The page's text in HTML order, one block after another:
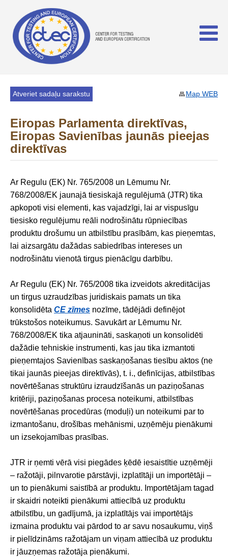
Map WEB
Atveriet sadaļu sarakstu
Eiropas Parlamenta direktīvas,
Eiropas Savienības jaunās pieejas
direktīvas
Ar Regulu (EK) Nr. 765/2008 un Lēmumu Nr.
768/2008/EK jaunajā tiesiskajā regulējumā (JTR) tika
apkopoti visi elementi, kas vajadzīgi, lai ar vispusīgu
tiesisko regulējumu reāli nodrošinātu rūpniecības
produktu drošumu un atbilstību prasībām, kas pieņemtas,
lai aizsargātu dažādas sabiedrības intereses un
nodrošinātu vienotā tirgus pienācīgu darbību.
Ar Regulu (EK) Nr. 765/2008 tika izveidots akreditācijas
un tirgus uzraudzības juridiskais pamats un tika
konsolidēta CE zīmes nozīme, tādējādi definējot
trūkstošos noteikumus. Savukārt ar Lēmumu Nr.
768/2008/EK tika atjaunināti, saskaņoti un konsolidēti
dažādie tehniskie instrumenti, kas jau tika izmantoti
pieņemtajos Savienības saskaņošanas tiesību aktos (ne
tikai jaunās pieejas direktīvās), t. i., definīcijas, atbilstības
novērtēšanas struktūru izraudzīšanās un paziņošanas
kritēriji, paziņošanas procesa noteikumi, atbilstības
novērtēšanas procedūras (moduļi) un noteikumi par to
izmantošanu, drošības mehānismi, uzņēmēju pienākumi
un izsekojamības prasības.
JTR ir ņemti vērā visi piegādes ķēdē iesaistītie uzņēmēji
– ražotāji, pilnvarotie pārstāvji, izplatītāji un importētāji –
un to pienākumi saistībā ar produktu. Importētājam tagad
ir skaidri noteikti pienākumi attiecībā uz produktu
atbilstību, un gadījumā, ja izplatītājs vai importētājs
izmaina produktu vai pārdod to ar savu nosaukumu, viņš
ir pielīdzināms ražotājam un viņam attiecībā uz produktu
ir jāuzņemas ražotāja pienākumi.